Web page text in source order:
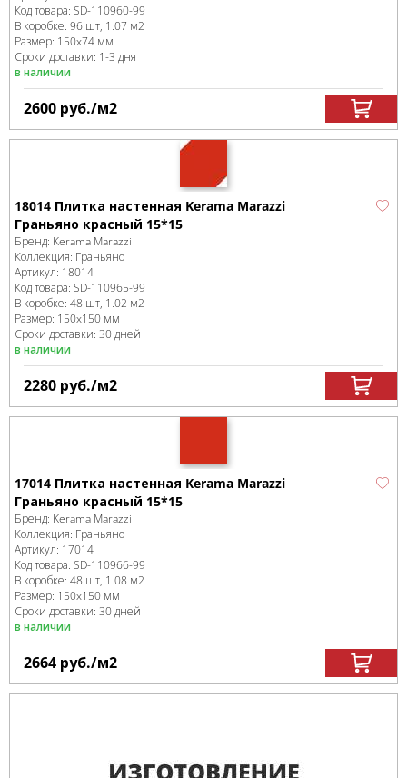
Код товара: SD-110960-99
В коробке: 96 шт, 1.07 м2
Размер: 150x74 мм
Сроки доставки: 1-3 дня
в наличии
2600 руб./м2
18014 Плитка настенная Kerama Marazzi
Граньяно красный 15*15
Бренд: Kerama Marazzi
Коллекция: Граньяно
Артикул: 18014
Код товара: SD-110965-99
В коробке: 48 шт, 1.02 м2
Размер: 150x150 мм
Сроки доставки: 30 дней
в наличии
2280 руб./м2
17014 Плитка настенная Kerama Marazzi
Граньяно красный 15*15
Бренд: Kerama Marazzi
Коллекция: Граньяно
Артикул: 17014
Код товара: SD-110966-99
В коробке: 48 шт, 1.08 м2
Размер: 150x150 мм
Сроки доставки: 30 дней
в наличии
2664 руб./м2